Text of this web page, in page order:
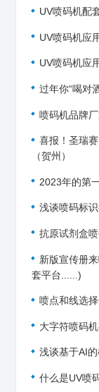
UV喷码机配
UV喷码机应
UV喷码机应
过年你“喝对
喷码机品牌
喜报！圣瑞
（贺州）
2023年的第
浅谈喷码标
抗原试剂盒
新版宣传册
套平台......)
喷点和线选
大字符喷码
浅谈基于AI
什么是UV喷